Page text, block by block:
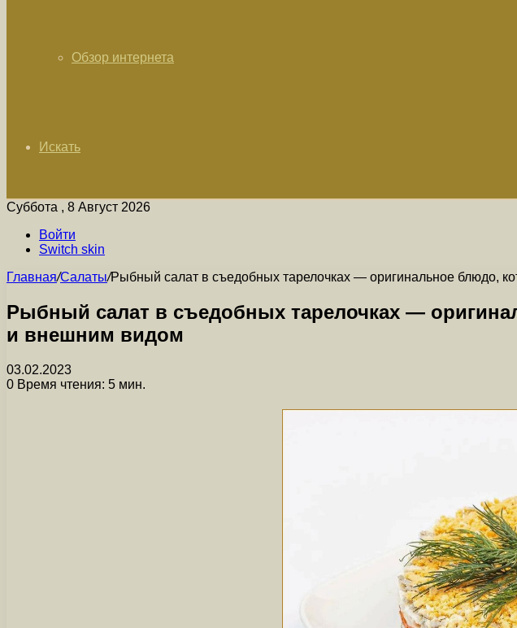
Обзор интернета
Искать
Суббота , 8 Август 2026
Войти
Switch skin
Главная/Салаты/Рыбный салат в съедобных тарелочках — оригинальное блюдо,
Рыбный салат в съедобных тарелочках —
и внешним видом
03.02.2023
0 Время чтения: 5 мин.